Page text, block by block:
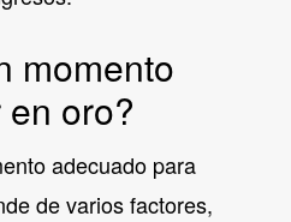
momento
oro?
adecuado para
de varios factores,